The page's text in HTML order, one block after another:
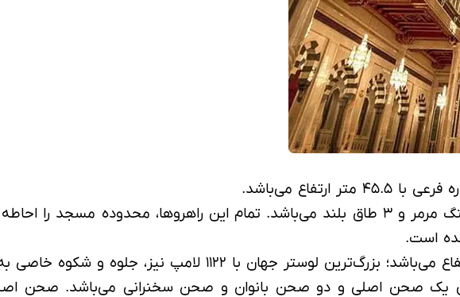
است.
یک صحن اصلی و دو صحن بانوان و صحن سخنرانی می‌باشد. صحن اصلی